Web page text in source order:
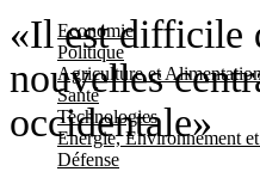
Economie
Politique
Agriculture et
Santé
Technologies
Energie, Environnement
Défense
«Il est difficile
nouvelles
occidentale»